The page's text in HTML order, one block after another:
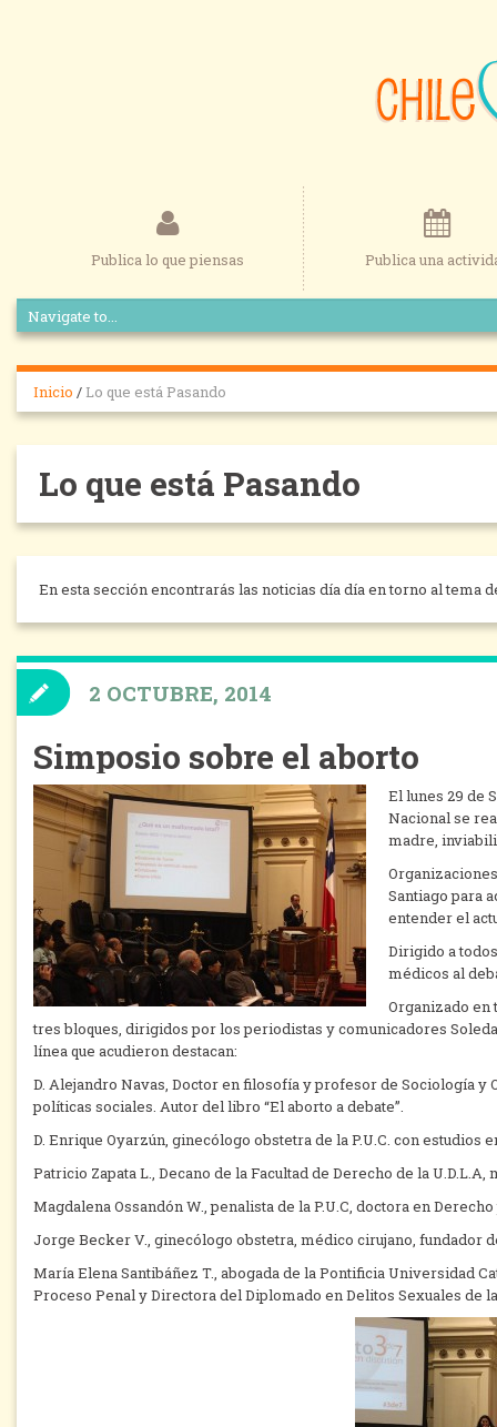
Publica lo que piensas Publica una
Inicio / Lo que está Pasando
Lo que está Pasando
En esta sección encontrarás las noticias día día en torno al tema
Simposio sobre el aborto
El lunes 29 de
Nacional se
madre,
Santiago para
entender el
Dirigido a
médicos al
Organizado en
tres bloques, dirigidos por los periodistas y comunicadores
línea que acudieron destacan:
D. Alejandro Navas, Doctor en filosofía y profesor de Sociología
políticas sociales. Autor del libro “El aborto a debate”.
D. Enrique Oyarzún, ginecólogo obstetra de la P.U.C. con estudios
Patricio Zapata L., Decano de la Facultad de Derecho de la
Magdalena Ossandón W., penalista de la P.U.C, doctora en
Jorge Becker V., ginecólogo obstetra, médico cirujano, fundador
María Elena Santibáñez T., abogada de la Pontificia Universidad
Proceso Penal y Directora del Diplomado en Delitos Sexuales de
2 OCTUBRE, 2014